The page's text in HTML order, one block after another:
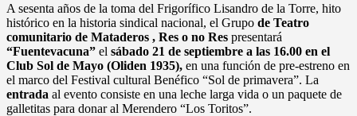
A sesenta años de la toma del Frigorífico Lisandro de la Torre, hito
histórico en la historia sindical nacional, el Grupo de Teatro
comunitario de Mataderos , Res o no Res presentará
“Fuentevacuna” el sábado 21 de septiembre a las 16.00 en el
Club Sol de Mayo (Oliden 1935), en una función de pre-estreno en
el marco del Festival cultural Benéfico “Sol de primavera”. La
entrada al evento consiste en una leche larga vida o un paquete de
galletitas para donar al Merendero “Los Toritos”.